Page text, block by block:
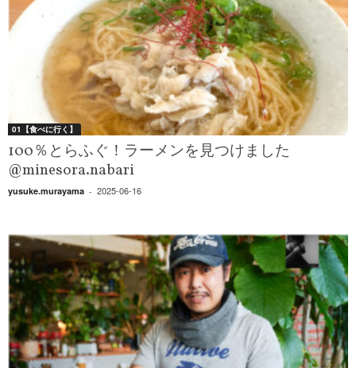
01【食べに行く】
100％とらふぐ！ラーメンを見つけました
@minesora.nabari
yusuke.murayama - 2025-06-16